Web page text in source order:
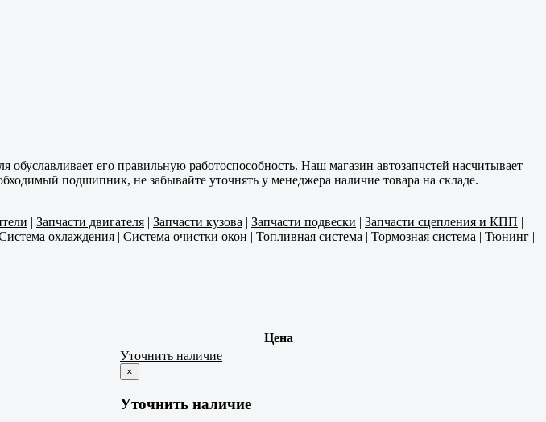
его правильную работоспособность. Наш магазин автозапчстей насчитывает
подшипник, не забывайте уточнять у менеджера наличие товара на складе.
| Запчасти двигателя | Запчасти кузова | Запчасти подвески | Запчасти сцепления и КПП |
охлаждения | Система очистки окон | Топливная система | Тормозная система | Тюнинг |
Цена
Уточнить наличие
×
Уточнить наличие